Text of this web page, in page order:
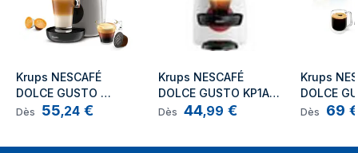
Largeur du colis
Profondeur du colis
Hauteur du colis 350 mm
Poids du paquet
Krups NESCAFÉ
DOLCE GUSTO
KP1A3AF0 Cafetière à
Dès 55,24 €
Krups NESCAFÉ
DOLCE GUSTO KP1A31
Cafetière à dosette
Dès 44,99 €
Krups
DOLCE
Dès 69 €